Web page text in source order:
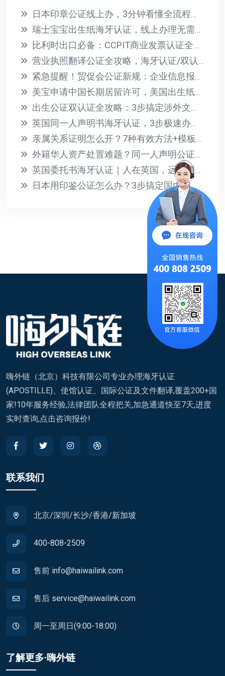
日本印章公证线上办，3分钟看懂全流程与避坑指南
瑞士宝宝出生纸海牙认证，线上办理无需到场，回国落户无忧
比利时出口必备：CCPIT商业发票认证全攻略
营业执照翻译公证全攻略，海牙认证/双认证一次讲透
紧急提醒！贸促会公证新规：企业信息报告必须补充说明，缺件将影响认证
美宝申请中国长期居留许可，美国出生纸海牙认证全攻略
出生公证双认证全攻略：3步搞定涉外文件合法使用
英国同一人声明书海牙认证，3步极速办理攻略
亲属关系证明怎么开？7种有效方法+模板免费领
外籍华人资产处置难题？同一人声明公证一站式解决身份认证
英国委托书海牙认证｜人在英国，远程授权国内房产与法律事务
日本用印鉴公证怎么办？3步搞定国内印章公证全流程
嗨外链（北京）科技有限公司专业办理海牙认证
(APOSTILLE)、使馆认证、国际公证及文件翻译,覆盖200+国
家!10年服务经验,法律团队全程把关,加急通道快至7天,进度
实时查询,点击咨询报价!
联系我们
北京/深圳/长沙/香港/新加坡
400-808-2509
售前 info@haiwailink.com
售后 service@haiwailink.com
周一至周日(9:00-18:00)
了解更多·嗨外链